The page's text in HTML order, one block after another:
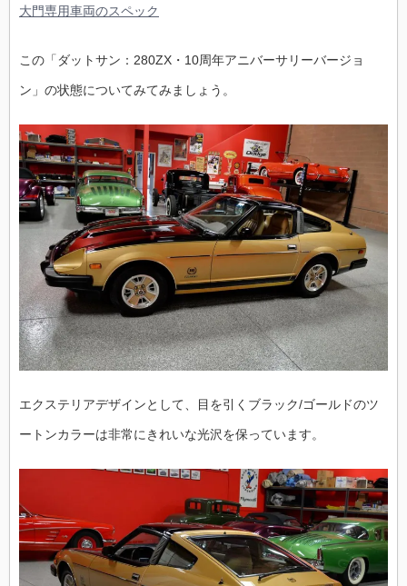
大門専用車両のスペック
この「ダットサン：280ZX・10周年アニバーサリーバージョ
ン」の状態についてみてみましょう。
エクステリアデザインとして、目を引くブラック/ゴールドのツ
ートンカラーは非常にきれいな光沢を保っています。